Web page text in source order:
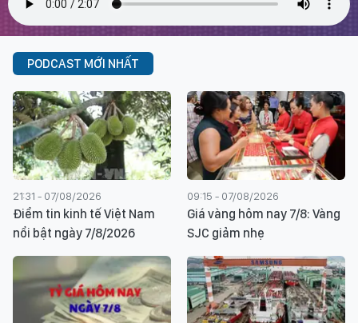
PODCAST MỚI NHẤT
21:31 - 07/08/2026
Điểm tin kinh tế Việt Nam
nổi bật ngày 7/8/2026
09:15 - 07/08/2026
Giá vàng hôm nay 7/8: Vàng
SJC giảm nhẹ